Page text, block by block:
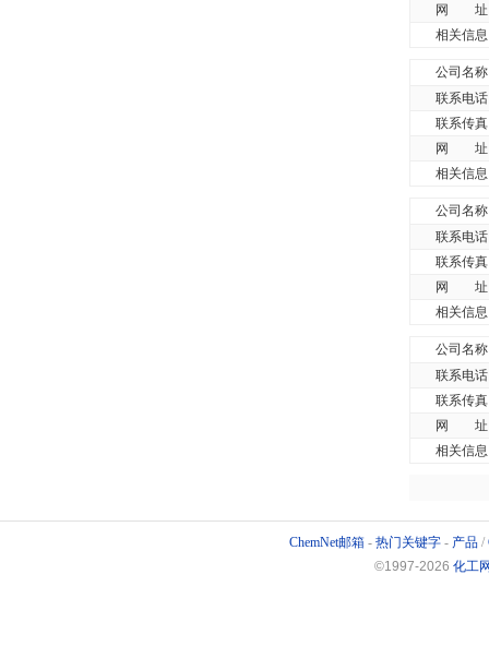
网 址
相关信息
公司名称
联系电话
联系传真
网 址
相关信息
公司名称
联系电话
联系传真
网 址
相关信息
公司名称
联系电话
联系传真
网 址
相关信息
ChemNet邮箱 - 热门关键字 - 产品 /
©1997-2026 化工